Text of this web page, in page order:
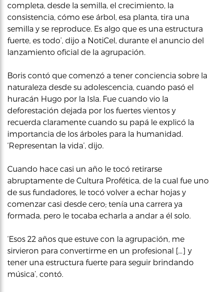
completa, desde la semilla, el crecimiento, la
consistencia, cómo ese árbol, esa planta, tira una
semilla y se reproduce. Es algo que es una estructura
fuerte, es todo’, dijo a NotiCel, durante el anuncio del
lanzamiento oficial de la agrupación.
Boris contó que comenzó a tener conciencia sobre la
naturaleza desde su adolescencia, cuando pasó el
huracán Hugo por la Isla. Fue cuando vio la
deforestación dejada por los fuertes vientos y
recuerda claramente cuando su papá le explicó la
importancia de los árboles para la humanidad.
‘Representan la vida’, dijo.
Cuando hace casi un año le tocó retirarse
abruptamente de Cultura Profética, de la cual fue uno
de sus fundadores, le tocó volver a echar hojas y
comenzar casi desde cero; tenía una carrera ya
formada, pero le tocaba echarla a andar a él solo.
‘Esos 22 años que estuve con la agrupación, me
sirvieron para convertirme en un profesional […] y
tener una estructura fuerte para seguir brindando
música’, contó.